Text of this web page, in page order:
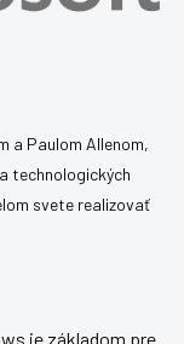
a Paulom Allenom,
technologických
svete realizovať
je základom pre